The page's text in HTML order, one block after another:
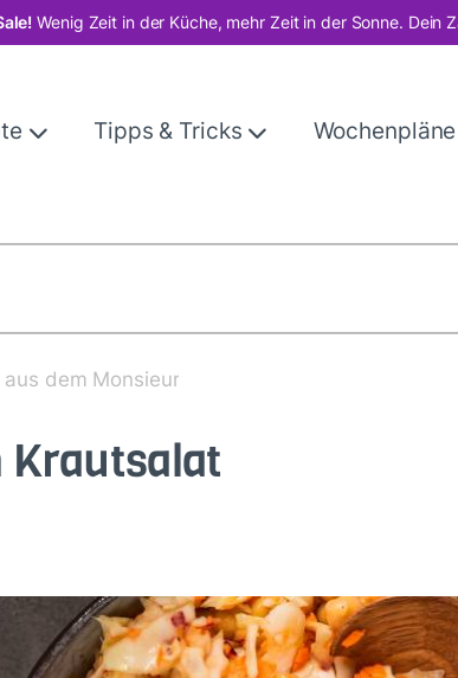
Wenig Zeit in der Küche, mehr Zeit in der Sonne. Dein
Tipps & Tricks Wochenpläne
dem Monsieur